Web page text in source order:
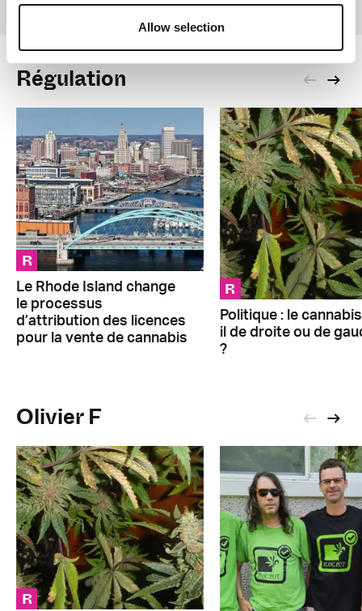
Allow selection
Régulation
R
Le Rhode Island change
le processus
d’attribution des licences
pour la vente de cannabis
R
Politique : le
il de droite ou de
?
Olivier F
R